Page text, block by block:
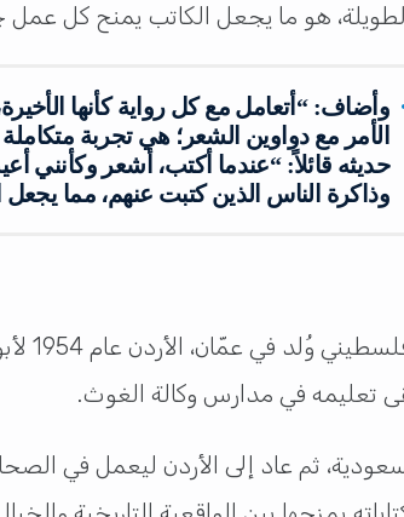
الطويلة، هو ما يجعل الكاتب يمنح كل
وأضاف: “أتعامل مع كل رواية كأنها
الأمر مع دواوين الشعر؛ هي تجربة
حديثه قائلاً: “عندما أكتب، أشعر وكأنني
وذاكرة الناس الذين كتبت عنهم، مما يجعل
تعليمه في مدارس وكالة الغوث.